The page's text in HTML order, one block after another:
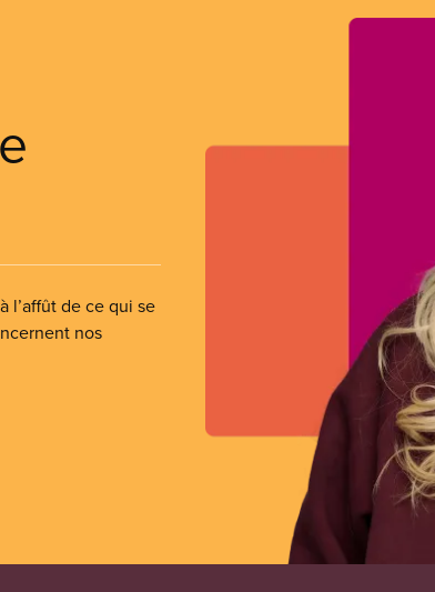
l’affût de ce qui se
nos